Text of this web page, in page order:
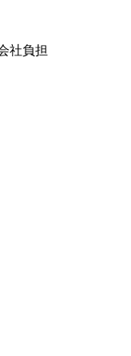
社負担